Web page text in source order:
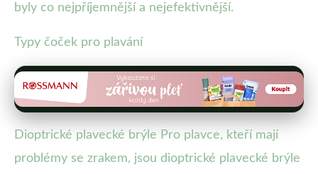
byly co nejpříjemnější a nejefektivnější.
Typy čoček pro plavání
Dioptrické plavecké brýle Pro plavce, kteří mají
problémy se zrakem, jsou dioptrické plavecké brýle